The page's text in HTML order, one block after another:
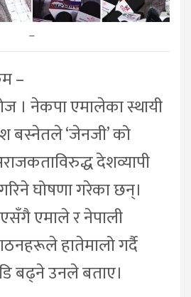
–
–
। नेकपा एमालेका स्थायी
बस्नेतले ‘जेनजी’ को
देशव्यापी
घोषणा गरेका छन्।
एमाले र नेपाली
हातेमालो गर्दै
बढ्ने उनले बताए।